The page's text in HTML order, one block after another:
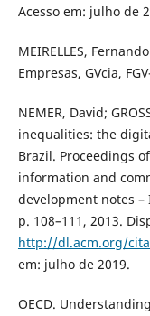
Acesso em: julho de
MEIRELLES,
Empresas, GVcia,
NEMER, David;
inequalities: the
Brazil. Proceedings
information and
development notes –
p. 108–111, 2013.
http://dl.acm.org/
em: julho de 2019.
OECD.